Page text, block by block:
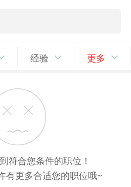
经验 更多
符合您条件的职位！
有更多合适您的职位哦~